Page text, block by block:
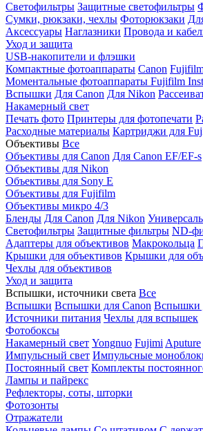
Светофильтры Защитные светофильтры
Сумки, рюкзаки, чехлы Фоторюкзаки
Аксессуары Наглазники Провода и
Уход и защита
USB-накопители и флэшки
Компактные фотоаппараты Canon
Моментальные фотоаппараты Fujifilm
Вспышки Для Canon Для Nikon
Накамерный свет
Печать фото Принтеры для фотопечати
Расходные материалы Картриджи для
Объективы Все
Объективы для Canon Для Canon EF/EF-s
Объективы для Nikon
Объективы для Sony E
Объективы для Fujifilm
Объективы микро 4/3
Бленды Для Canon Для Nikon
Светофильтры Защитные фильтры ND-
Адаптеры для объективов Макрокольца
Крышки для объективов Крышки для
Чехлы для объективов
Уход и защита
Вспышки, источники света Все
Вспышки Вспышки для Canon Вспышки
Источники питания Чехлы для вспышек
Фотобоксы
Накамерный свет Yongnuo Fujimi Aputure
Импульсный свет Импульсные
Постоянный свет Комплекты
Лампы и пайрекс
Рефлекторы, соты, шторки
Фотозонты
Отражатели